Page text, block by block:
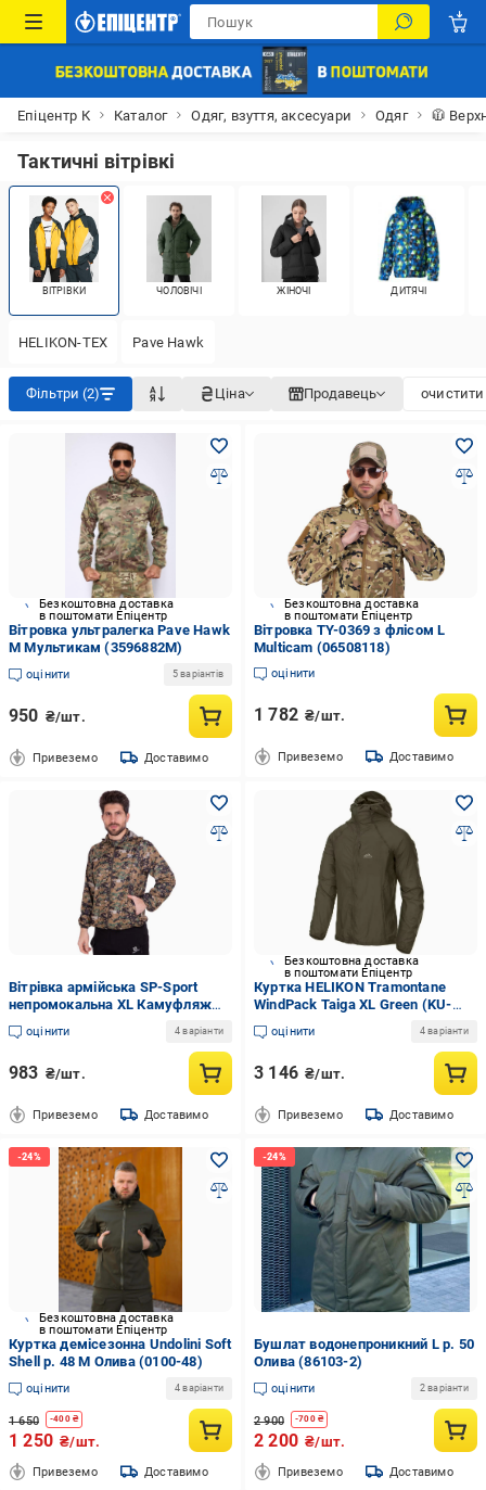
Епіцентр К Каталог Одяг, взуття, аксесуари Одяг 🧥
Тактичні вітрівкі
ВІТРІВКИ ЧОЛОВІЧІ ЖІНОЧІ ДИТЯЧІ
HELIKON-TEX Pave Hawk
Фільтри (2) Ціна Продавець очистити
Безкоштовна доставка
в поштомати Епіцентр
Вітровка ультралегка Pave Hawk
M Мультикам (3596882M)
оцінити 5 варіантів
950 ₴/шт.
Привеземо Доставимо
Безкоштовна доставка
в поштомати Епіцентр
Вітровка TY-0369 з флісом L
Multicam (06508118)
оцінити
1 782 ₴/шт.
Привеземо Доставимо
Вітрівка армійська SP-Sport
непромокальна XL Камуфляж
(TY-3448)
оцінити 4 варіанти
983 ₴/шт.
Привеземо Доставимо
Безкоштовна доставка
в поштомати Епіцентр
Куртка HELIKON Tramontane
WindPack Taiga XL Green (KU-
TMT-NL-09XL)
оцінити 4 варіанти
3 146 ₴/шт.
Привеземо Доставимо
Безкоштовна доставка
в поштомати Епіцентр
Куртка демісезонна Undolini Soft
Shell р. 48 M Олива (0100-48)
оцінити 4 варіанти
1 650 -400₴
1 250 ₴/шт.
Привеземо Доставимо
Бушлат водонепроникний L р. 50
Олива (86103-2)
оцінити 2 варіанти
2 900 -700₴
2 200 ₴/шт.
Привеземо Доставимо